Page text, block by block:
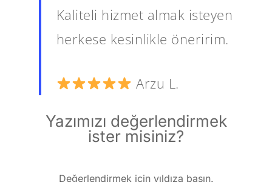
Kaliteli hizmet almak isteyen
herkese kesinlikle öneririm.
Arzu L.
Yazımızı değerlendirmek
ister misiniz?
Değerlendirmek için yıldıza basın.